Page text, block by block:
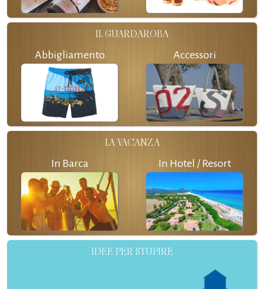
IL GUARDAROBA
Abbigliamento Accessori
LA VACANZA
In Barca In Hotel / Resort
IDEE PER STUPIRE